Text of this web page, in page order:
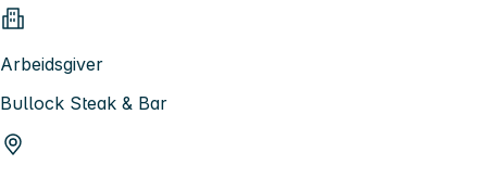
Arbeidsgiver
Bullock Steak & Bar